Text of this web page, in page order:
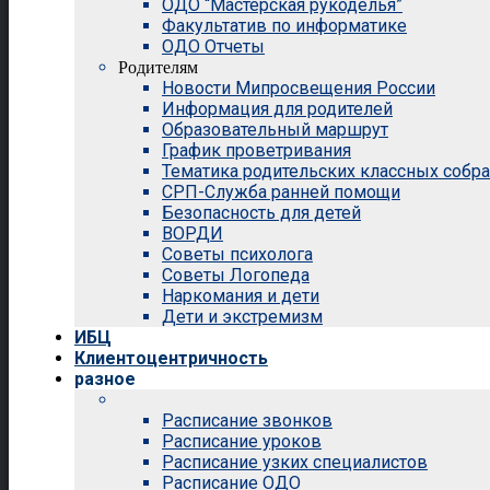
ОДО “Мастерская рукоделья”
Факультатив по информатике
ОДО Отчеты
Родителям
Новости Мипросвещения России
Информация для родителей
Образовательный маршрут
График проветривания
Тематика родительских классных
СРП-Служба ранней помощи
Безопасность для детей
ВОРДИ
Советы психолога
Советы Логопеда
Наркомания и дети
Дети и экстремизм
ИБЦ
Клиентоцентричность
разное
Расписание звонков
Расписание уроков
Расписание узких специалистов
Расписание ОДО